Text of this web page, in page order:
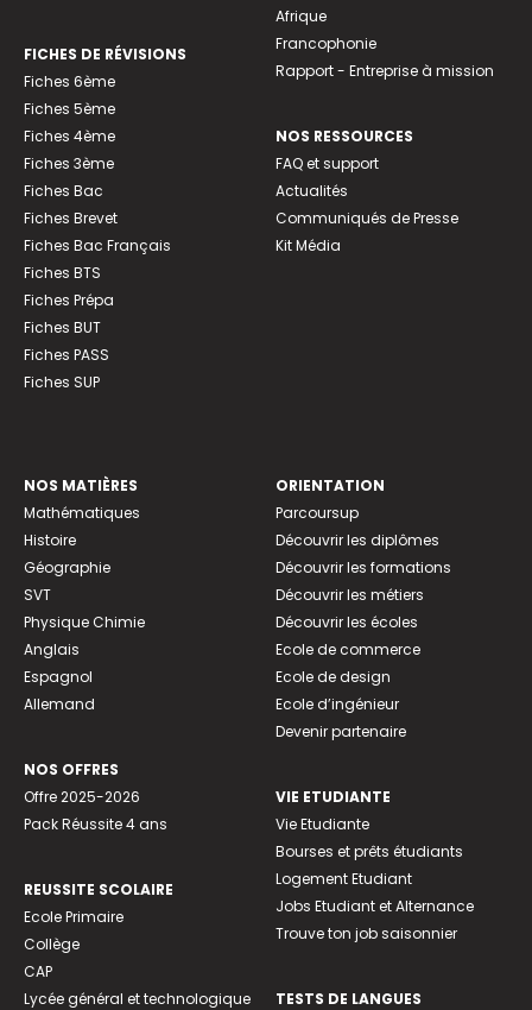
FICHES DE RÉVISIONS
Fiches 6ème
Fiches 5ème
Fiches 4ème
Fiches 3ème
Fiches Bac
Fiches Brevet
Fiches Bac Français
Fiches BTS
Fiches Prépa
Fiches BUT
Fiches PASS
Fiches SUP
Afrique
Francophonie
Rapport - Entreprise à mission
NOS RESSOURCES
FAQ et support
Actualités
Communiqués de Presse
Kit Média
NOS MATIÈRES
Mathématiques
Histoire
Géographie
SVT
Physique Chimie
Anglais
Espagnol
Allemand
NOS OFFRES
Offre 2025-2026
Pack Réussite 4 ans
REUSSITE SCOLAIRE
Ecole Primaire
Collège
CAP
Lycée général et technologique
ORIENTATION
Parcoursup
Découvrir les diplômes
Découvrir les formations
Découvrir les métiers
Découvrir les écoles
Ecole de commerce
Ecole de design
Ecole d’ingénieur
Devenir partenaire
VIE ETUDIANTE
Vie Etudiante
Bourses et prêts étudiants
Logement Etudiant
Jobs Etudiant et Alternance
Trouve ton job saisonnier
TESTS DE LANGUES